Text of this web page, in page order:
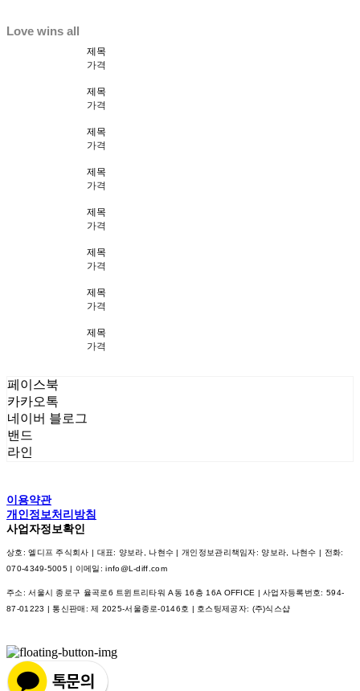
Love wins all
제목
가격
제목
가격
제목
가격
제목
가격
제목
가격
제목
가격
제목
가격
제목
가격
페이스북
카카오톡
네이버 블로그
밴드
라인
이용약관
개인정보처리방침
사업자정보확인
상호: 엘디프 주식회사 | 대표: 양보라, 나현수 | 개인정보관리책임자: 양보라, 나현수 | 전화:
070-4349-5005 | 이메일: info@L-diff.com
주소: 서울시 종로구 율곡로6 트윈트리타워 A동 16층 16A OFFICE | 사업자등록번호: 594-
87-01223 | 통신판매:제 2025-서울종로-0146호 | 호스팅제공자: (주)식스샵